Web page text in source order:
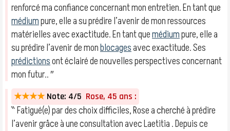
renforcé ma confiance concernant mon entretien. En tant que
médiumpure, elle a su prédire l’avenir de mon ressources
matérielles avec exactitude. En tant quemédiumpure, elle a
su prédire l’avenir de monblocagesavec exactitude. Ses
prédictionsont éclairé de nouvelles perspectives concernant
mon futur.. ″
★★★★ Note: 4/5 Rose, 45 ans :
‶ Fatigué(e) par des choix difficiles, Rose a cherché à prédire
l’avenir grâce à une consultation avec Laetitia . Depuis ce